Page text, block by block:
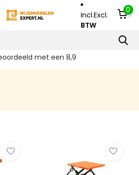
Incl.Excl.
BTW
0
met een 8,9